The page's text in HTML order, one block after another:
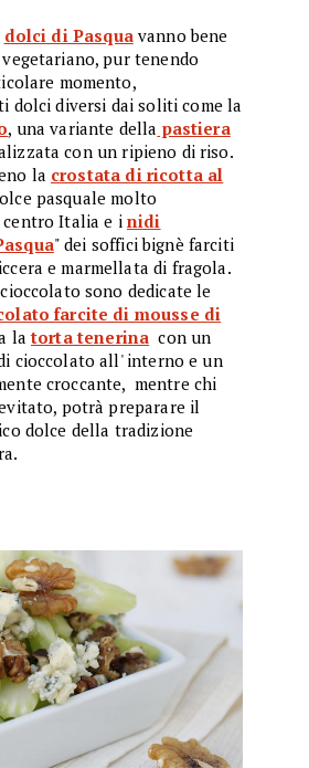
dolci di Pasquavanno bene
pur tenendo
momento,
dolci diversi dai soliti come la
, una variante della pastiera
con un ripieno di riso.
la crostata di ricotta al
pasquale molto
Italia e i nidi
" dei soffici bignè farciti
e marmellata di fragola.
sono dedicate le
farcite di mousse di
latorta tenerina con un
cioccolato all' interno e un
croccante, mentre chi
potrà preparare il
dolce della tradizione